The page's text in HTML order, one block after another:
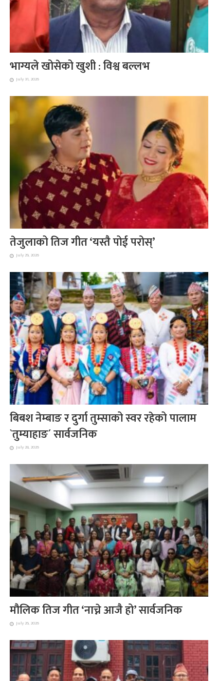
भाग्यले खोसेको खुशी : विश्व बल्लभ
July 31, 2026
तेजुलाको तिज गीत ‘यस्तै पोई परोस्’
July 29, 2026
बिबश नेम्बाङ र दुर्गा तुम्साको स्वर रहेको पालाम
`तुम्याहाङ´ सार्वजनिक
July 28, 2026
मौलिक तिज गीत ‘नाच्ने आजै हो’ सार्वजनिक
July 26, 2026